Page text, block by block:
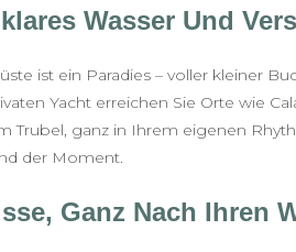
Wasser Und
ist ein Paradies – voller kleiner
Yacht erreichen Sie Orte wie
Trubel, ganz in Ihrem eigenen
der Moment.
Ganz Nach Ihren